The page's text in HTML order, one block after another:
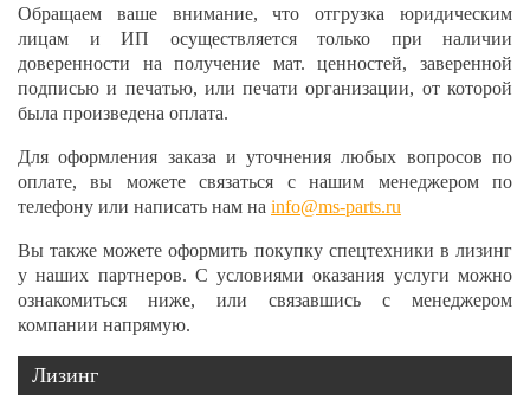
Обращаем ваше внимание, что отгрузка юридическим
лицам и ИП осуществляется только при наличии
доверенности на получение мат. ценностей, заверенной
подписью и печатью, или печати организации, от которой
была произведена оплата.
Для оформления заказа и уточнения любых вопросов по
оплате, вы можете связаться с нашим менеджером по
телефону или написать нам на info@ms-parts.ru
Вы также можете оформить покупку спецтехники в лизинг
у наших партнеров. С условиями оказания услуги можно
ознакомиться ниже, или связавшись с менеджером
компании напрямую.
Лизинг